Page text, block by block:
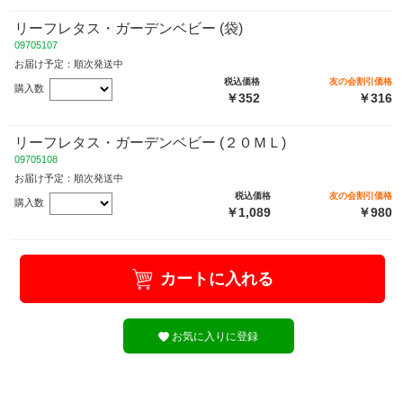
リーフレタス・ガーデンベビー (袋)
09705107
お届け予定：順次発送中
購入数
税込価格
￥352
友の会割引価格
￥316
リーフレタス・ガーデンベビー (２０ＭＬ)
09705108
お届け予定：順次発送中
購入数
税込価格
￥1,089
友の会割引価格
￥980
カートに入れる
お気に入りに登録